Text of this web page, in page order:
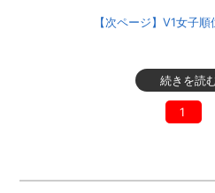
【次ページ】V1女子
続きを読
1